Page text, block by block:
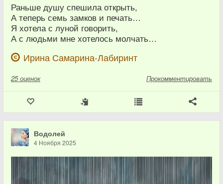
Раньше душу спешила открыть,
А теперь семь замков и печать…
Я хотела с луной говорить,
А с людьми мне хотелось молчать…
Ирина Самарина-Лабиринт
25 оценок Прокомментировать
Водолей
4 Ноября 2025